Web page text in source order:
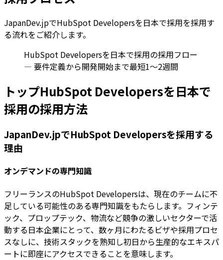
JapanDev.jpでHubSpot Developersを日本で採用を採用す
る流れをご紹介します。
HubSpot Developersを日本で採用の採用フロー
— 要件定義から開発開始まで最短1〜2週間
トップHubSpot Developersを日本で
採用の採用方法
JapanDev.jpでHubSpot Developersを採用する
理由
オンデマンドの専門知識
フリーランスのHubSpot Developersは、現在のチームに不
足している可能性のある専門知識をもたらします。フィンテ
ック、プロップテック、物流など競争の激しいセクターで活
動する日本企業にとって、数ヶ月にわたるビザや採用プロセ
スなしに、技術スタックを熟知し初日から生産的なエキスパ
ートに即座にアクセスできることを意味します。